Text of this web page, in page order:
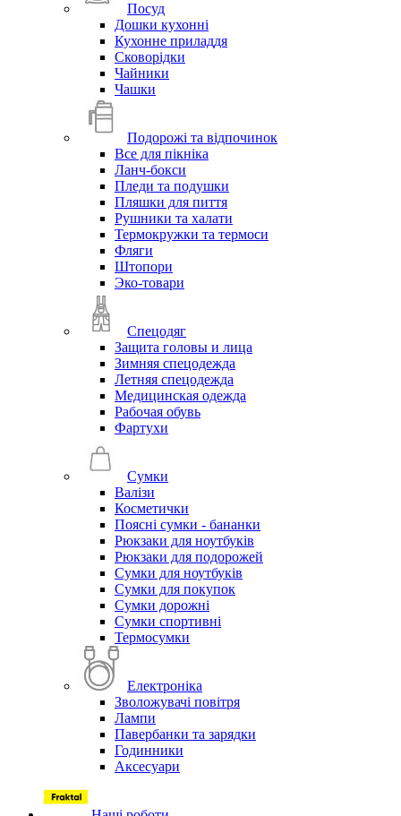
Посуд
Дошки кухонні
Кухонне приладдя
Сковорідки
Чайники
Чашки
Подорожі та відпочинок
Все для пікніка
Ланч-бокси
Пледи та подушки
Пляшки для пиття
Рушники та халати
Термокружки та термоси
Фляги
Штопори
Эко-товари
Спецодяг
Защита головы и лица
Зимняя спецодежда
Летняя спецодежда
Медицинская одежда
Рабочая обувь
Фартухи
Сумки
Валізи
Косметички
Поясні сумки - бананки
Рюкзаки для ноутбуків
Рюкзаки для подорожей
Сумки для ноутбуків
Сумки для покупок
Сумки дорожні
Сумки спортивні
Термосумки
Електроніка
Зволожувачі повітря
Лампи
Павербанки та зарядки
Годинники
Аксесуари